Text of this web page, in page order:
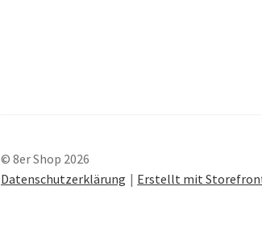
© 8er Shop 2026
Datenschutzerklärung
Erstellt mit